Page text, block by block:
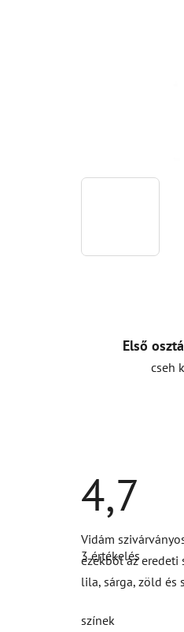
Első
cseh
4,7
A
termék
átlagos
értékelése
5-
csillag.
3 értékelés
Vidám
ezekből az eredeti
lila, sárga, zöld és
színek